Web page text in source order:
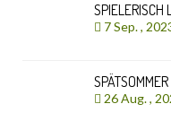
SPIELERISCH
7 Sep. ,
SPÄTSOMMER
26 Aug. ,